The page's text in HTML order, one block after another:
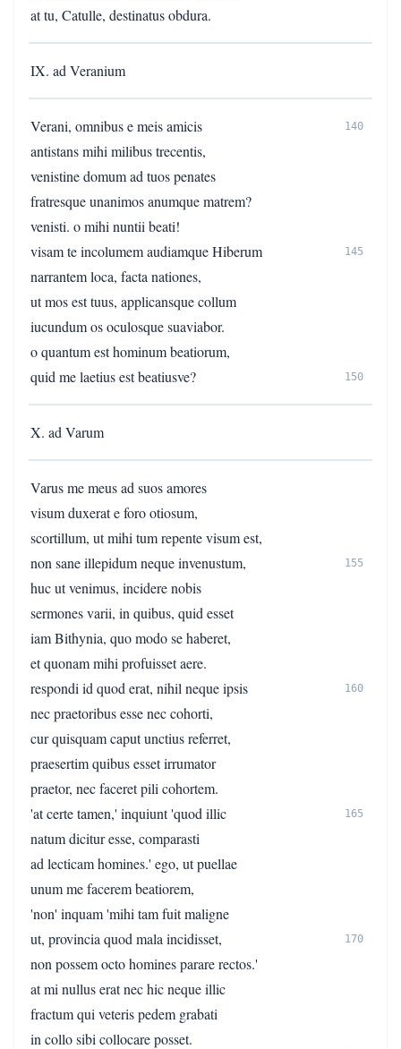
at tu, Catulle, destinatus obdura.
IX. ad Veranium
Verani, omnibus e meis amicis 140
antistans mihi milibus trecentis,
venistine domum ad tuos penates
fratresque unanimos anumque matrem?
venisti. o mihi nuntii beati!
visam te incolumem audiamque Hiberum
145
narrantem loca, facta nationes,
ut mos est tuus, applicansque collum
iucundum os oculosque suaviabor.
o quantum est hominum beatiorum,
quid me laetius est beatiusve?
150
X. ad Varum
Varus me meus ad suos amores
visum duxerat e foro otiosum,
scortillum, ut mihi tum repente visum est,
non sane illepidum neque invenustum,
155
huc ut venimus, incidere nobis
sermones varii, in quibus, quid esset
iam Bithynia, quo modo se haberet,
et quonam mihi profuisset aere.
respondi id quod erat, nihil neque ipsis
160
nec praetoribus esse nec cohorti,
cur quisquam caput unctius referret,
praesertim quibus esset irrumator
praetor, nec faceret pili cohortem.
'at certe tamen,' inquiunt 'quod illic
165
natum dicitur esse, comparasti
ad lecticam homines.' ego, ut puellae
unum me facerem beatiorem,
'non' inquam 'mihi tam fuit maligne
ut, provincia quod mala incidisset,
170
non possem octo homines parare rectos.'
at mi nullus erat nec hic neque illic
fractum qui veteris pedem grabati
in collo sibi collocare posset.